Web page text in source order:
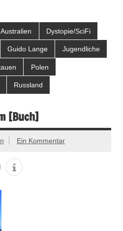
Australien Dystopie/SciFi
Guido Lange Jugendliche
Polen
Russland
[Buch]
Ein Kommentar